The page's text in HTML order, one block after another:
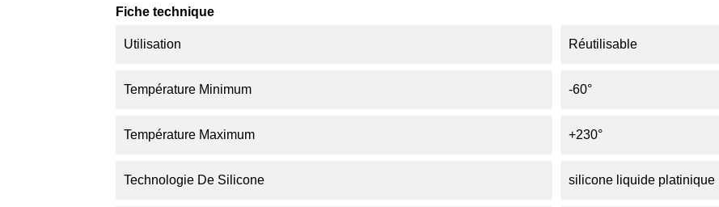
Fiche technique
Utilisation Réutilisable
Température Minimum -60°
Température Maximum +230°
Technologie De Silicone silicone liquide platinique